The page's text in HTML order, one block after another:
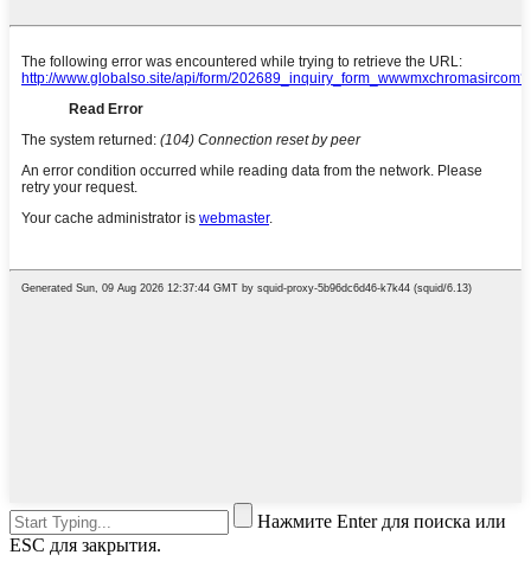
Нажмите Enter для поиска или
ESC для закрытия.